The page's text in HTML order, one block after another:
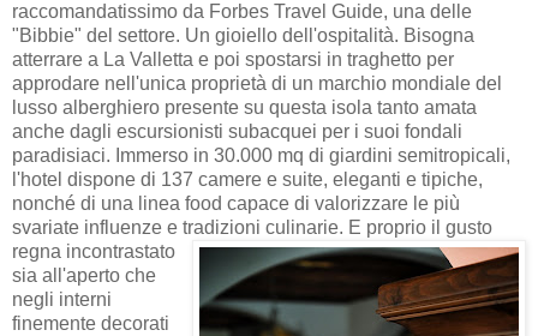
raccomandatissimo da Forbes Travel Guide, una delle
"Bibbie" del settore. Un gioiello dell'ospitalità. Bisogna
atterrare a La Valletta e poi spostarsi in traghetto per
approdare nell'unica proprietà di un marchio mondiale del
lusso alberghiero presente su questa isola tanto amata
anche dagli escursionisti subacquei per i suoi fondali
paradisiaci. Immerso in 30.000 mq di giardini semitropicali,
l'hotel dispone di 137 camere e suite, eleganti e tipiche,
nonché di una linea food capace di valorizzare le più
svariate influenze e tradizioni culinarie. E proprio il gusto
regna incontrastato
sia all'aperto che
negli interni
finemente decorati